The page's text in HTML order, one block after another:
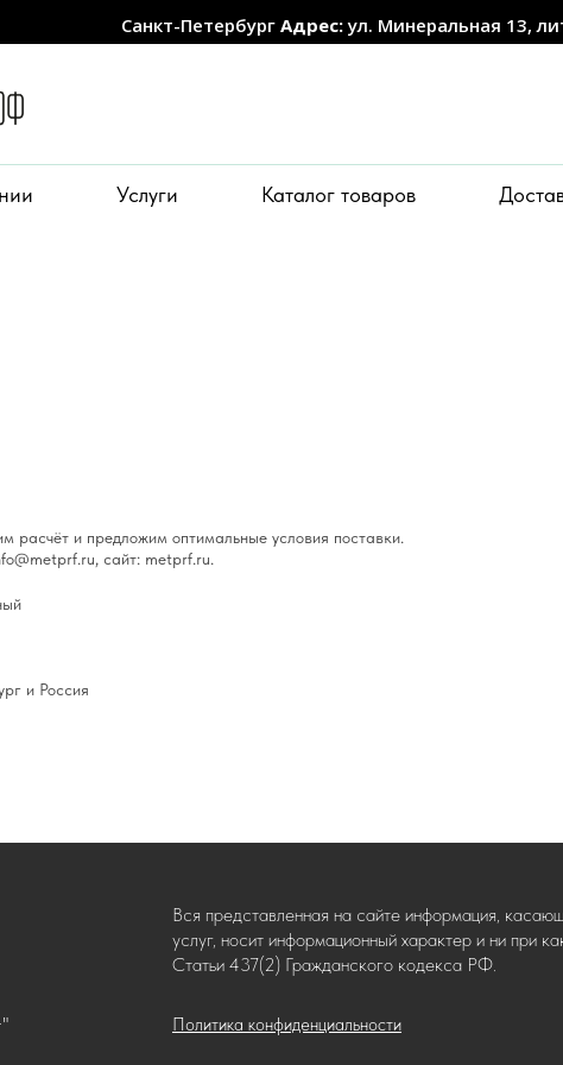
Санкт-Петербург Адрес:ул. Минеральная 13,
Услуги Каталог товаров
расчёт и предложим оптимальные условия поставки.
сайт: metprf.ru.
и Россия
Политика конфиденциальности
Вся представленная на сайте информация,
услуг, носит информационный характер и ни при
Статьи 437(2) Гражданского кодекса РФ.